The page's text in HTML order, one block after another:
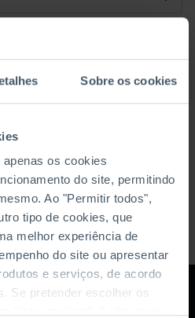
Sobre os cookies
os cookies
do site, permitindo
Ao "Permitir todos",
tipo de cookies, que
melhor experiência de
do site ou apresentar
e serviços, de acordo
Se pretender escolher os